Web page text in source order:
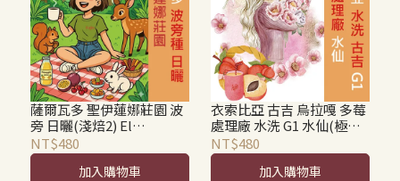
薩爾瓦多 聖伊蓮娜莊園 波
旁 日曬(淺焙2) El
Salvador Finca Santa
Elena Bourbon Natural
NT$480
加入購物車
衣索比亞 古吉 烏拉嘎 多莓
處理廠 水洗 G1 水仙(極淺
焙1) Ethiopia Washed
Guji Uraga Tome G1
NT$480
加入購物車